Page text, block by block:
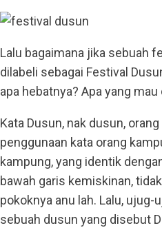
Lalu bagaimana jika sebuah
dilabeli sebagai Festival
apa hebatnya? Apa yang mau
Kata Dusun, nak dusun,
penggunaan kata orang
kampung, yang identik
bawah garis kemiskinan,
pokoknya anu lah. Lalu, ujug-
sebuah dusun yang disebut